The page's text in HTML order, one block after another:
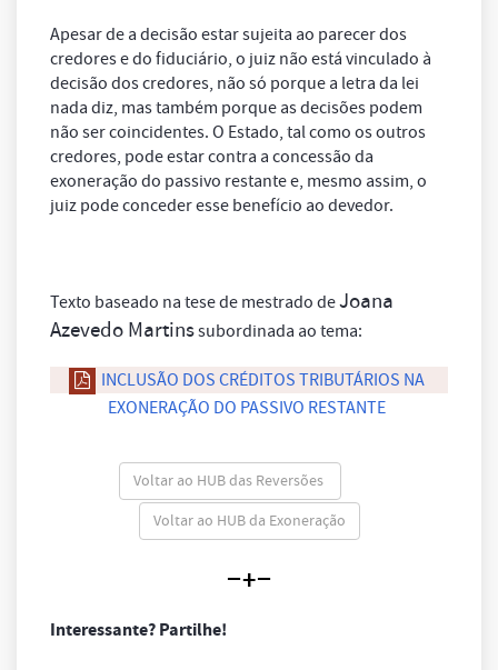
Apesar de a decisão estar sujeita ao parecer dos
credores e do fiduciário, o juiz não está vinculado à
decisão dos credores, não só porque a letra da lei
nada diz, mas também porque as decisões podem
não ser coincidentes. O Estado, tal como os outros
credores, pode estar contra a concessão da
exoneração do passivo restante e, mesmo assim, o
juiz pode conceder esse benefício ao devedor.
Texto baseado na tese de mestrado deJoana
Azevedo Martinssubordinada ao tema:
INCLUSÃO DOS CRÉDITOS TRIBUTÁRIOS NA
EXONERAÇÃO DO PASSIVO RESTANTE
Voltar ao HUB das Reversões
Voltar ao HUB da Exoneração
–+–
Interessante? Partilhe!